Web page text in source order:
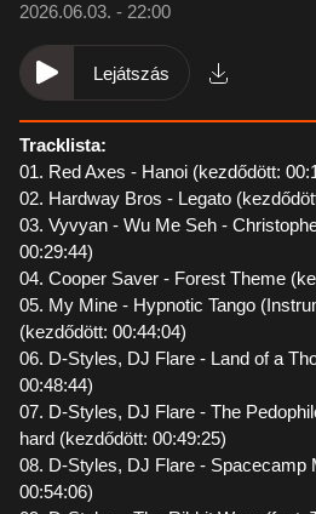
2026.06.03. - 22:00
Lejátszás
Tracklista:
01. Red Axes - Hanoi (kezdődött:
02. Hardway Bros - Legato
03. Vyvyan - Wu Me Seh -
00:29:44)
04. Cooper Saver - Forest Theme
05. My Mine - Hypnotic Tango
(kezdődött: 00:44:04)
06. D-Styles, DJ Flare - Land of a
00:48:44)
07. D-Styles, DJ Flare - The
hard (kezdődött: 00:49:25)
08. D-Styles, DJ Flare - Spacecamp
00:54:06)